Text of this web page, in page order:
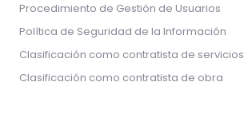
Procedimiento de Gestión de Usuarios
Política de Seguridad de la Información
Clasificación como contratista de servicios
Clasificación como contratista de obra